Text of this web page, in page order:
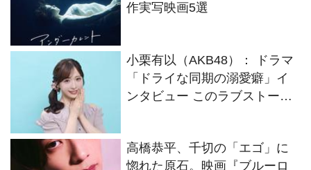
作実写映画5選
小栗有以（AKB48）： ドラマ
「ドライな同期の溺愛癖」イ
ンタビュー このラブストーリ
高橋恭平、千切の「エゴ」に
惚れた原石。映画『ブルーロ